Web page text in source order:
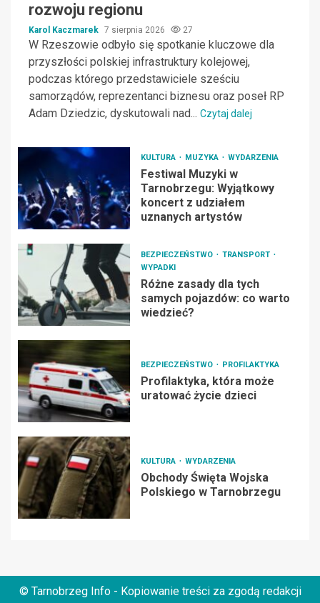
rozwoju regionu
Karol Kaczmarek 7 sierpnia 2026 27
W Rzeszowie odbyło się spotkanie kluczowe dla
przyszłości polskiej infrastruktury kolejowej,
podczas którego przedstawiciele sześciu
samorządów, reprezentanci biznesu oraz poseł RP
Adam Dziedzic, dyskutowali nad... Czytaj dalej
KULTURA MUZYKA WYDARZENIA
Festiwal Muzyki w
Tarnobrzegu: Wyjątkowy
koncert z udziałem
uznanych artystów
BEZPIECZEŃSTWO
TRANSPORT
WYPADKI
Różne zasady dla tych
samych pojazdów: co warto
wiedzieć?
BEZPIECZEŃSTWO PROFILAKTYKA
Profilaktyka, która może
uratować życie dzieci
KULTURA WYDARZENIA
Obchody Święta Wojska
Polskiego w Tarnobrzegu
© Tarnobrzeg Info - Kopiowanie treści za zgodą redakcji